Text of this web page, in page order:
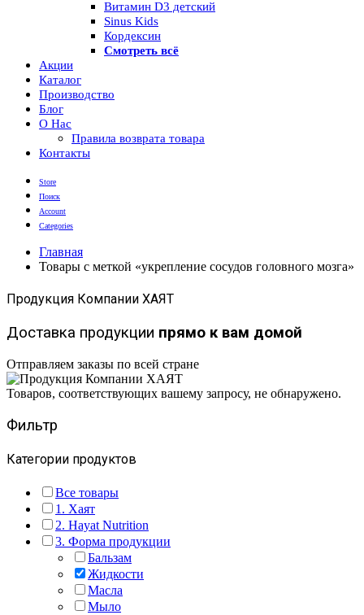
Витамин D3 детский
Sinus Kids
Кордексин
Смотреть всё
Акции
Каталог
Производство
Блог
О Нас
Правила возврата товара
Контакты
Store
Поиск
Account
Categories
Главная
Товары с меткой «укрепление сосудов головного мозга»
Продукция Компании ХАЯТ
Доставка продукции прямо к вам домой
Отправляем заказы по всей стране
Товаров, соответствующих вашему запросу, не обнаружено.
Фильтр
Категории продуктов
Все товары
1. Хаят
2. Hayat Nutrition
3. Форма продукции
Бальзам
Жидкости
Масла
Мыло